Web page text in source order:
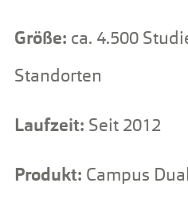
Größe: ca. 4.500
Standorten
Laufzeit: Seit 2012
Produkt: Campus Dual